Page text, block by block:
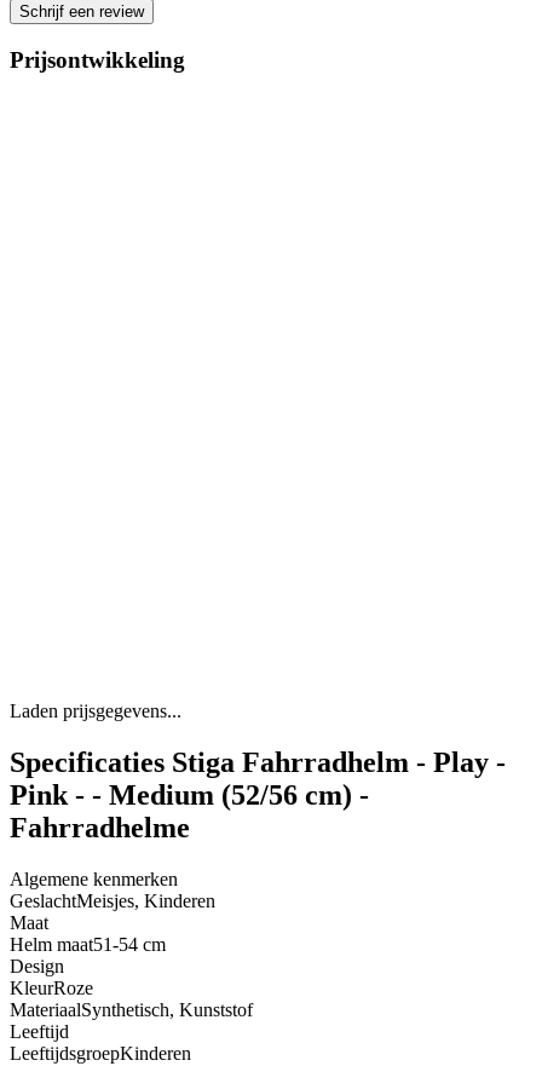
Schrijf een review
Prijsontwikkeling
Laden prijsgegevens...
Specificaties Stiga Fahrradhelm - Play -
Pink - - Medium (52/56 cm) -
Fahrradhelme
Algemene kenmerken
GeslachtMeisjes, Kinderen
Maat
Helm maat51-54 cm
Design
KleurRoze
MateriaalSynthetisch, Kunststof
Leeftijd
LeeftijdsgroepKinderen